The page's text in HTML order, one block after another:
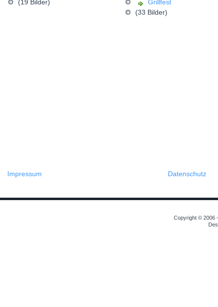
(19 Bilder)
Grillfest
(33 Bilder)
Impressum Datenschutz
Copyright © 2006